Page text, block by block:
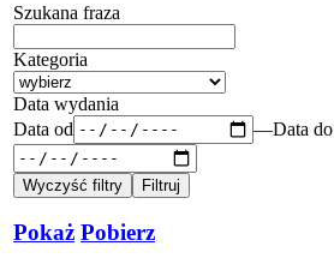
Szukana fraza
Kategoria
Data wydania
Data od
—Data do
Pokaż Pobierz